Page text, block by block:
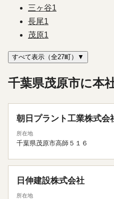
三ヶ谷1
長尾1
茂原1
すべて表示（全27町）▼
千葉県茂原市に本
朝日プラント工業株式会
所在地
千葉県茂原市高師５１６
日伸建設株式会社
所在地